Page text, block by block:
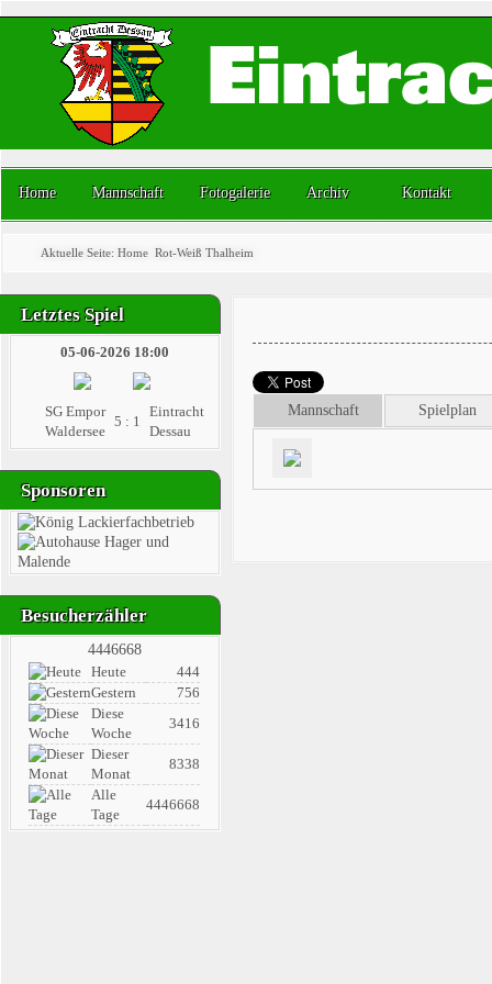
Home Mannschaft Fotogalerie Archiv Kontakt
Aktuelle Seite: Home Rot-Weiß Thalheim
Letztes Spiel
05-06-2026 18:00
SG Empor
Waldersee
5 : 1
Eintracht
Dessau
Sponsoren
Besucherzähler
4446668
Heute
444
Gestern
756
Diese
Woche
3416
Dieser
Monat
8338
Alle
Tage
4446668
Mannschaft Spielplan